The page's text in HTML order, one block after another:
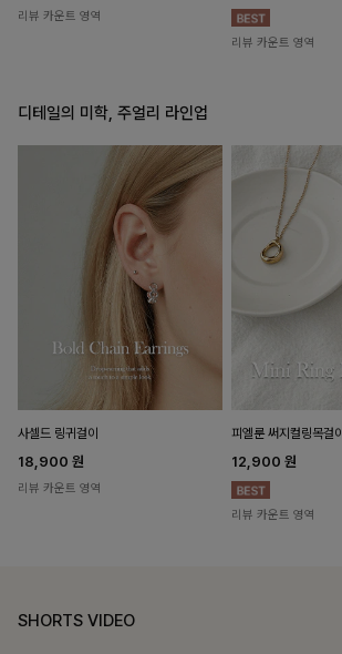
리뷰 카운트 영역
리뷰 카운트 영역
디테일의 미학, 주얼리 라인업
사셀드 링귀걸이
18,900 원
리뷰 카운트 영역
피엘룬 써지컬링목걸이
12,900 원
리뷰 카운트 영역
SHORTS VIDEO